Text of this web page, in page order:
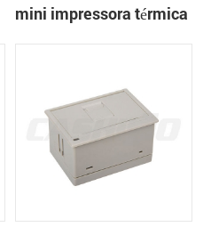
mini impressora térmica